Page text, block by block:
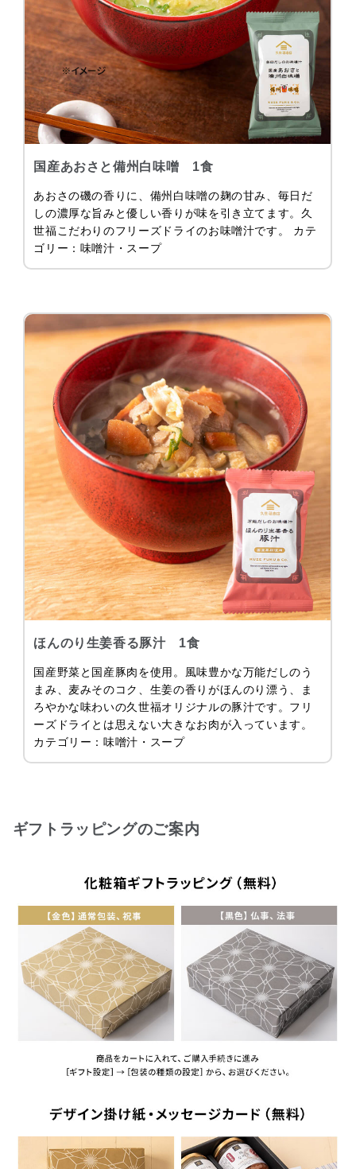
国産あおさと備州白味噌 1食
あおさの磯の香りに、備州白味噌の麹の甘み、毎日だ
しの濃厚な旨みと優しい香りが味を引き立てます。久
世福こだわりのフリーズドライのお味噌汁です。 カテ
ゴリー：味噌汁・スープ
ほんのり生姜香る豚汁 1食
国産野菜と国産豚肉を使用。風味豊かな万能だしのう
まみ、麦みそのコク、生姜の香りがほんのり漂う、ま
ろやかな味わいの久世福オリジナルの豚汁です。フリ
ーズドライとは思えない大きなお肉が入っています。
カテゴリー：味噌汁・スープ
ギフトラッピングのご案内